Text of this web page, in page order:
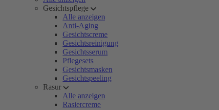
Gesichtspflege
Alle anzeigen
Anti-Aging
Gesichtscreme
Gesichtsreinigung
Gesichtsserum
Pflegesets
Gesichtsmasken
Gesichtspeeling
Rasur
Alle anzeigen
Rasiercreme